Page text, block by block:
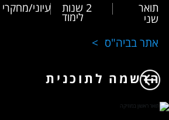
תואר
שני
2 שנות
לימוד
עיוני/מחקרי
אתר בביה"ס
הרשמה לתוכנית